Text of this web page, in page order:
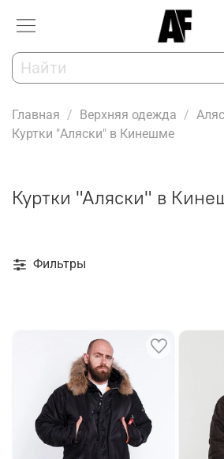
Главная Верхняя одежда
Куртки "Аляски" в Кинешме
Куртки "Аляски" в
Фильтры